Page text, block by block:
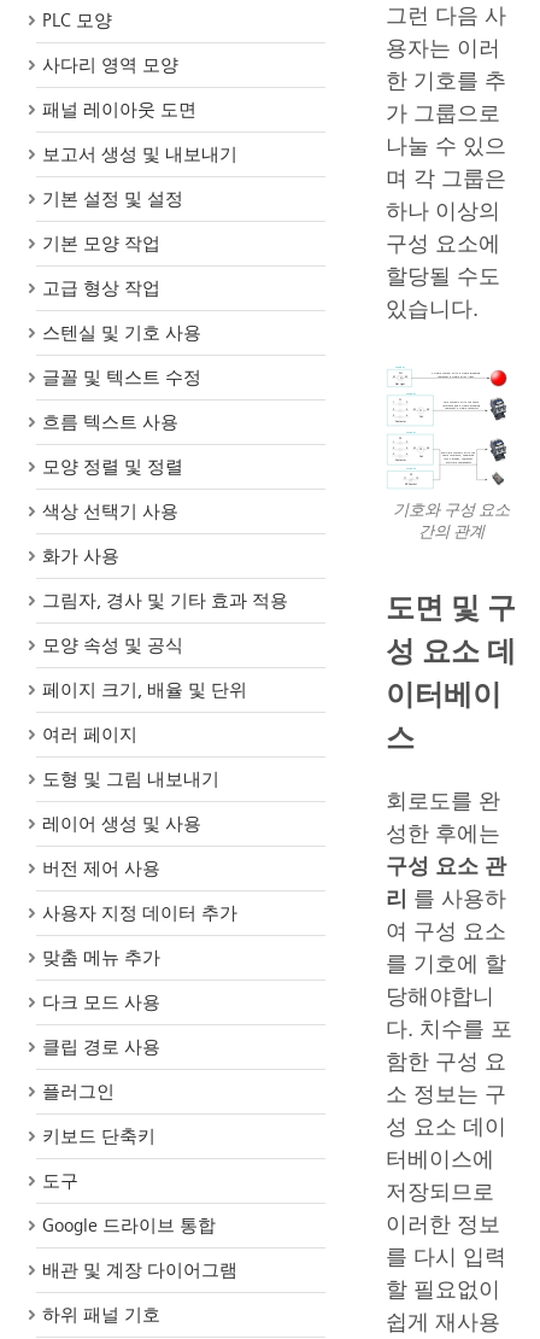
PLC 모양
사다리 영역 모양
패널 레이아웃 도면
보고서 생성 및 내보내기
기본 설정 및 설정
기본 모양 작업
고급 형상 작업
스텐실 및 기호 사용
글꼴 및 텍스트 수정
흐름 텍스트 사용
모양 정렬 및 정렬
색상 선택기 사용
화가 사용
그림자, 경사 및 기타 효과 적용
모양 속성 및 공식
페이지 크기, 배율 및 단위
여러 페이지
도형 및 그림 내보내기
레이어 생성 및 사용
버전 제어 사용
사용자 지정 데이터 추가
맞춤 메뉴 추가
다크 모드 사용
클립 경로 사용
플러그인
키보드 단축키
도구
Google 드라이브 통합
배관 및 계장 다이어그램
하위 패널 기호
그런 다음 사
용자는 이러
한 기호를 추
가 그룹으로
나눌 수 있으
며 각 그룹은
하나 이상의
구성 요소에
할당될 수도
있습니다.
기호와 구성 요소
간의 관계
도면 및 구
성 요소 데
이터베이
스
회로도를 완
성한 후에는
구성 요소 관
리 를 사용하
여 구성 요소
를 기호에 할
당해야합니
다. 치수를 포
함한 구성 요
소 정보는 구
성 요소 데이
터베이스에
저장되므로
이러한 정보
를 다시 입력
할 필요없이
쉽게 재사용